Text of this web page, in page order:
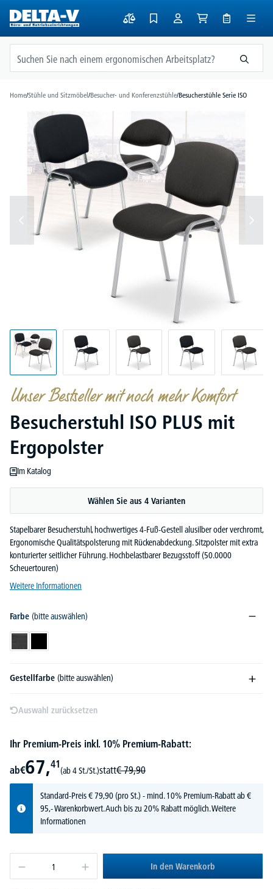
springen
Home/Stühle und Sitzmöbel/Besucher- und Konferenzstühle/Besucherstühle Serie ISO
Bildergalerie überspringen
Unser Bestseller mit noch mehr Komfort
Besucherstuhl ISO PLUS mit
Ergopolster
Im Katalog
Wählen Sie aus 4 Varianten
Stapelbarer Besucherstuhl, hochwertiges 4-Fuß-Gestell alusilber oder verchromt,
Ergonomische Qualitätspolsterung mit Rückenabdeckung. Sitzpolster mit extra
konturierter seitlicher Führung. Hochbelastbarer Bezugsstoff (50.0000
Scheuertouren)
Weitere Informationen
Farbe (bitte auswählen)
Gestellfarbe (bitte auswählen)
Auswahl zurücksetzen
Ihr Premium-Preis inkl. 10% Premium-Rabatt:
ab€67,41
(ab 4 St./St.)statt€ 79,90
Standard-Preis€79,90(pro St.) - mind. 10% Premium-Rabatt ab €
95,- Warenkorbwert. Auch bis zu 20% Rabatt möglich.Weitere
Informationen
In den Warenkorb